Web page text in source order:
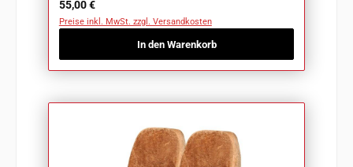
Regulärer Preis:
55,00 €
Preise inkl. MwSt. zzgl. Versandkosten
In den Warenkorb